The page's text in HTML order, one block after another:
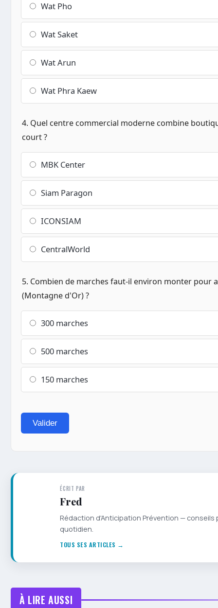
Wat Pho
Wat Saket
Wat Arun
Wat Phra Kaew
4. Quel centre commercial moderne combine
court ?
MBK Center
Siam Paragon
ICONSIAM
CentralWorld
5. Combien de marches faut-il environ monter pour
(Montagne d'Or) ?
300 marches
500 marches
150 marches
Valider
ÉCRIT PAR
Fred
Rédaction d'Anticipation Prévention —
quotidien.
TOUS SES ARTICLES →
À LIRE AUSSI